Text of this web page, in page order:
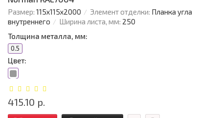
Размер: 115х115х2000 Элемент отделки: Планка угла
внутреннего
Ширина листа, мм: 250
Толщина металла, мм:
0.5
Цвет:
415.10 р.